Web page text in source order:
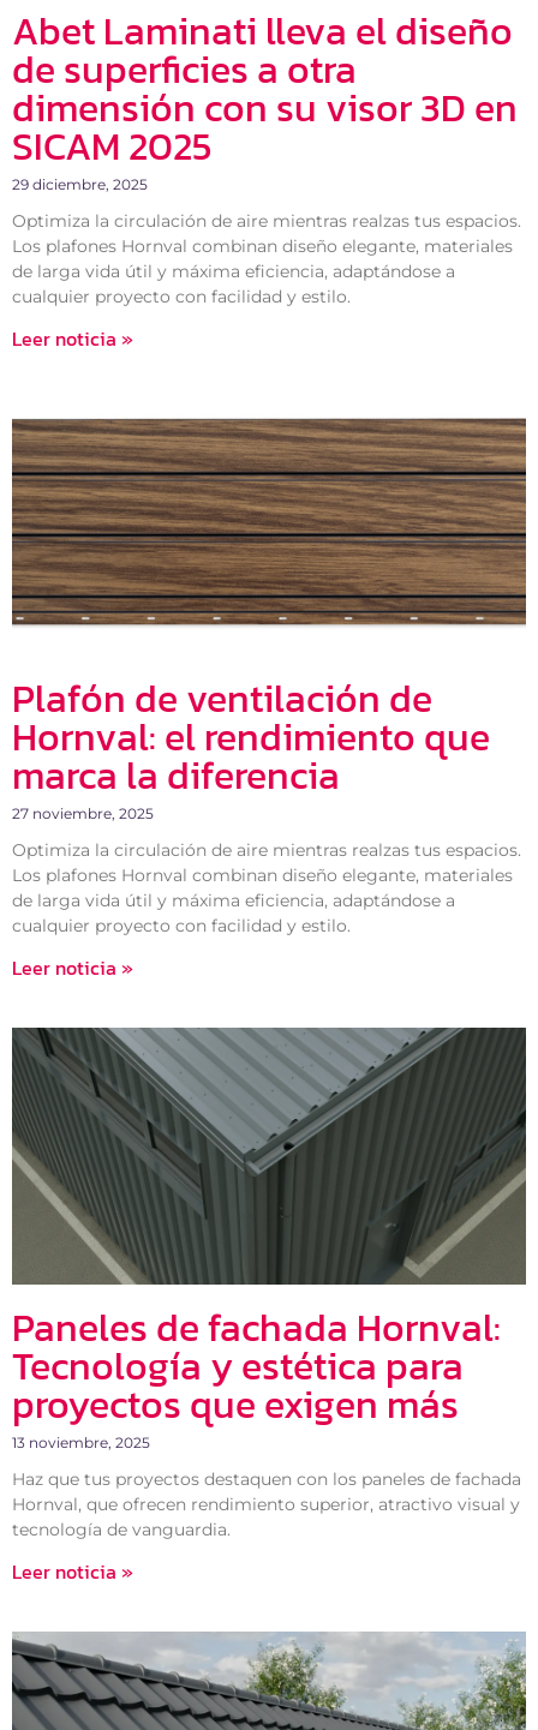
Abet Laminati lleva el diseño
de superficies a otra
dimensión con su visor 3D en
SICAM 2025
29 diciembre, 2025
Optimiza la circulación de aire mientras realzas tus espacios.
Los plafones Hornval combinan diseño elegante, materiales
de larga vida útil y máxima eficiencia, adaptándose a
cualquier proyecto con facilidad y estilo.
Leer noticia »
Plafón de ventilación de
Hornval: el rendimiento que
marca la diferencia
27 noviembre, 2025
Optimiza la circulación de aire mientras realzas tus espacios.
Los plafones Hornval combinan diseño elegante, materiales
de larga vida útil y máxima eficiencia, adaptándose a
cualquier proyecto con facilidad y estilo.
Leer noticia »
Paneles de fachada Hornval:
Tecnología y estética para
proyectos que exigen más
13 noviembre, 2025
Haz que tus proyectos destaquen con los paneles de fachada
Hornval, que ofrecen rendimiento superior, atractivo visual y
tecnología de vanguardia.
Leer noticia »